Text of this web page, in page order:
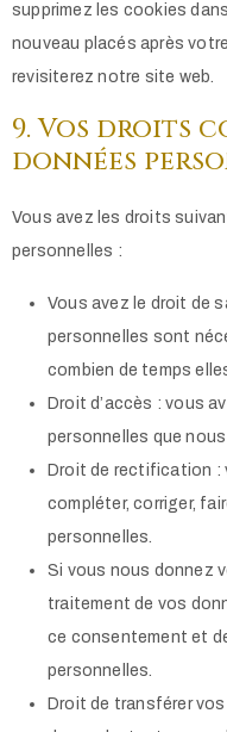
supprimez les cookies
nouveau placés après
revisiterez notre site web.
9. Vos droits
données
Vous avez les droits
personnelles :
Vous avez le droit de
personnelles sont
combien de temps
Droit d’accès : vous
personnelles que
Droit de rectification :
compléter, corriger,
personnelles.
Si vous nous donnez
traitement de vos
ce consentement et
personnelles.
Droit de transférer